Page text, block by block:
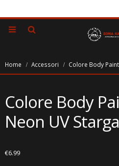
Home Accessori Colore Body
Colore Body
Neon UV
€6.99